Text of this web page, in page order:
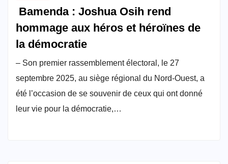
Bamenda : Joshua Osih rend
hommage aux héros et héroïnes de
la démocratie
– Son premier rassemblement électoral, le 27
septembre 2025, au siège régional du Nord-Ouest, a
été l’occasion de se souvenir de ceux qui ont donné
leur vie pour la démocratie,…